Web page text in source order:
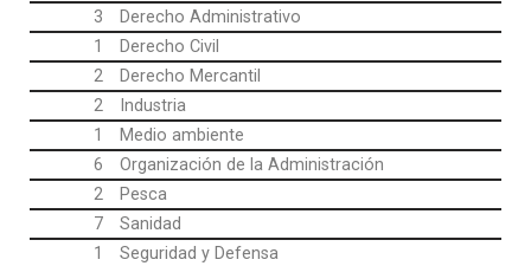
3
Derecho Administrativo
1
Derecho Civil
2
Derecho Mercantil
2
Industria
1
Medio ambiente
6
Organización de la Administración
2
Pesca
7
Sanidad
1
Seguridad y Defensa